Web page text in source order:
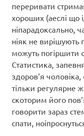
переривати
хороших (аеслі що
ніпарадоксально,
ніяк не вирішують
можуть погіршити
Статистика,
здоров’я чоловіка,
тільки регулярне
скоторим його
говорити зараз
спати,